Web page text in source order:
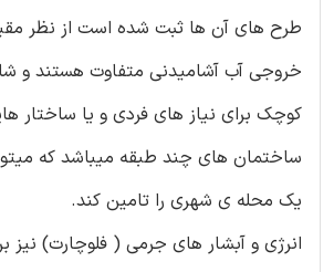
طرح های آن ها ثبت شده است از نظر
خروجی آب آشامیدنی متفاوت هستند و
کوچک برای نیاز های فردی و یا ساختار
ساختمان های چند طبقه میباشد که
یک محله ی شهری را تامین کند.
انرژی و آبشار های جرمی ( فلوچارت) نیز